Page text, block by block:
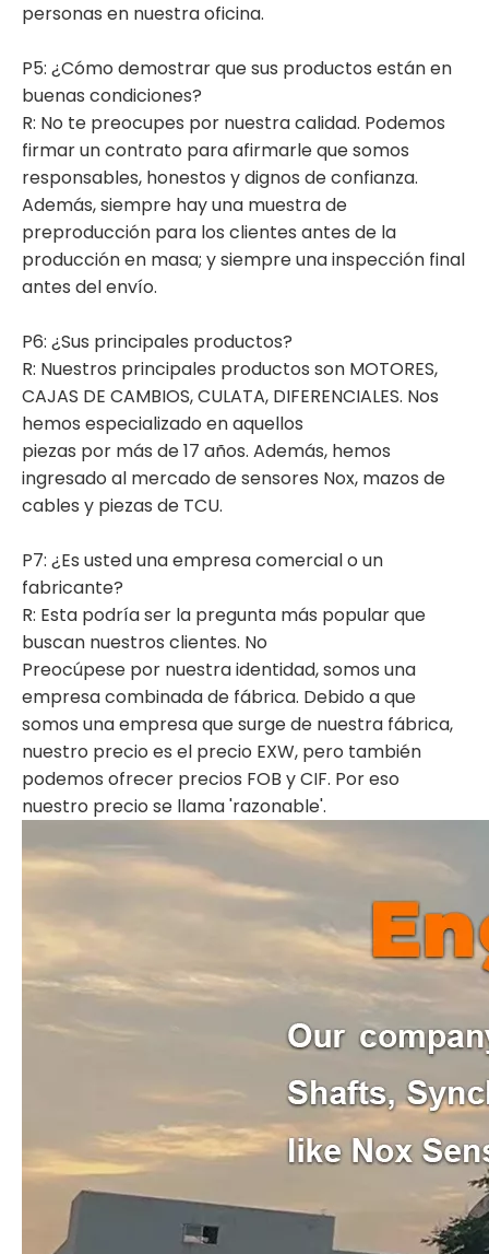
personas en nuestra oficina.
P5: ¿Cómo demostrar que sus productos están en
buenas condiciones?
R: No te preocupes por nuestra calidad. Podemos
firmar un contrato para afirmarle que somos
responsables, honestos y dignos de confianza.
Además, siempre hay una muestra de
preproducción para los clientes antes de la
producción en masa; y siempre una inspección final
antes del envío.
P6: ¿Sus principales productos?
R: Nuestros principales productos son MOTORES,
CAJAS DE CAMBIOS, CULATA, DIFERENCIALES. Nos
hemos especializado en aquellos
piezas por más de 17 años. Además, hemos
ingresado al mercado de sensores Nox, mazos de
cables y piezas de TCU.
P7: ¿Es usted una empresa comercial o un
fabricante?
R: Esta podría ser la pregunta más popular que
buscan nuestros clientes. No
Preocúpese por nuestra identidad, somos una
empresa combinada de fábrica. Debido a que
somos una empresa que surge de nuestra fábrica,
nuestro precio es el precio EXW, pero también
podemos ofrecer precios FOB y CIF. Por eso
nuestro precio se llama 'razonable'.